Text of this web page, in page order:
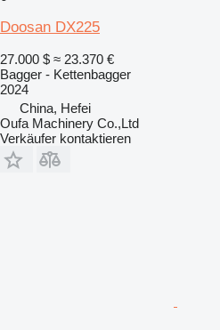
Doosan DX225
27.000 $ ≈ 23.370 €
Bagger - Kettenbagger
2024
China, Hefei
Oufa Machinery Co.,Ltd
Verkäufer kontaktieren